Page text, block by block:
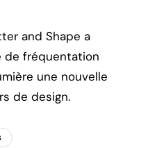
and Shape a
de fréquentation
une nouvelle
de design.